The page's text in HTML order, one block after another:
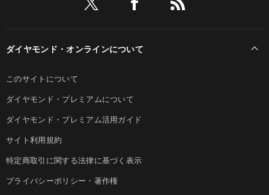
ダイヤモンド・オンラインについて
このサイトについて
ダイヤモンド・プレミアムについて
ダイヤモンド・プレミアム活用ガイド
サイト利用規約
特定商取引に関する法律に基づく表示
プライバシーポリシー・著作権